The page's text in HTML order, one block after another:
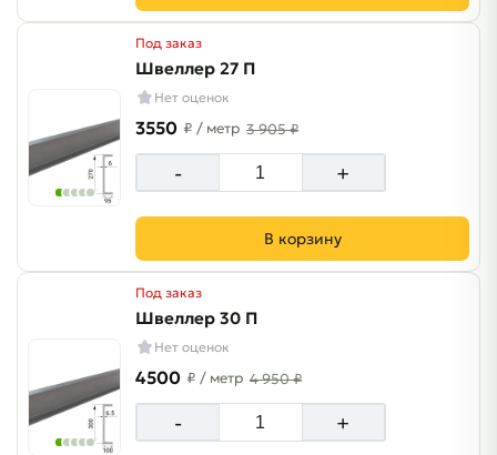
Под заказ
Швеллер 27 П
Нет оценок
3550 ₽ / метр 3 905 ₽
- +
В корзину
Под заказ
Швеллер 30 П
Нет оценок
4500 ₽ / метр 4 950 ₽
- +